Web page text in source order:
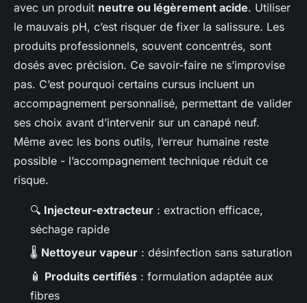
avec un produit neutre ou légèrement acide. Utiliser
le mauvais pH, c’est risquer de fixer la salissure. Les
produits professionnels, souvent concentrés, sont
dosés avec précision. Ce savoir-faire ne s’improvise
pas. C’est pourquoi certains cursus incluent un
accompagnement personnalisé, permettant de valider
ses choix avant d’intervenir sur un canapé neuf.
Même avec les bons outils, l’erreur humaine reste
possible - l’accompagnement technique réduit ce
risque.
🔍 Injecteur-extracteur : extraction efficace,
séchage rapide
🌡️ Nettoyeur vapeur : désinfection sans saturation
🧴 Produits certifiés : formulation adaptée aux
fibres